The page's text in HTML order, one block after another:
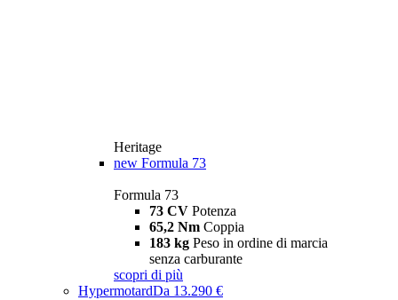
Heritage
new Formula 73
Formula 73
73 CV Potenza
65,2 Nm Coppia
183 kg Peso in ordine di marcia
senza carburante
scopri di più
HypermotardDa 13.290 €